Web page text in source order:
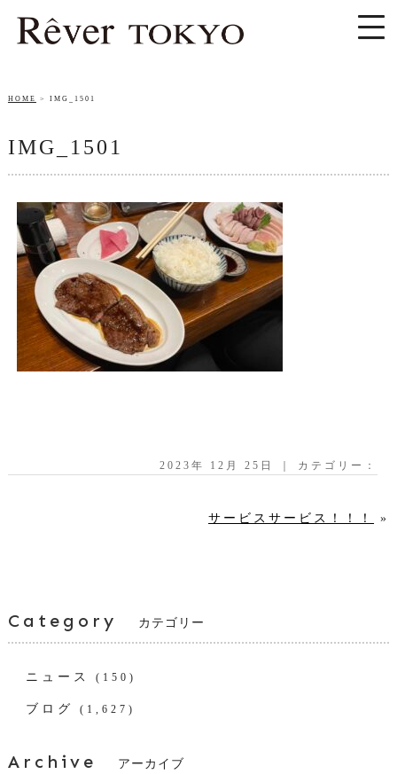
HOME IMG_1501
IMG_1501
2023年 12月 25日 ｜ カテゴリー：
サービスサービス！！！ »
Category カテゴリー
ニュース (150)
ブログ (1,627)
Archive アーカイブ